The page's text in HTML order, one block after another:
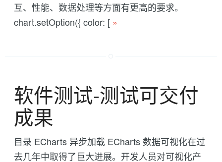
互、性能、数据处理等方面有更高的要求。
chart.setOption({ color: [ »
软件测试-测试可交付
成果
目录 ECharts 异步加载 ECharts 数据可视化在过
去几年中取得了巨大进展。开发人员对可视化产